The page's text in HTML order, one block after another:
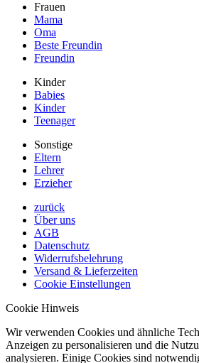
Frauen
Mama
Oma
Beste Freundin
Freundin
Kinder
Babies
Kinder
Teenager
Sonstige
Eltern
Lehrer
Erzieher
zurück
Über uns
AGB
Datenschutz
Widerrufsbelehrung
Versand & Lieferzeiten
Cookie Einstellungen
Cookie Hinweis
Wir verwenden Cookies und ähnliche
Anzeigen zu personalisieren und die
analysieren. Einige Cookies sind